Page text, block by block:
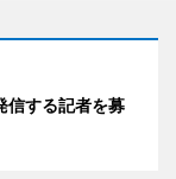
信する記者を募